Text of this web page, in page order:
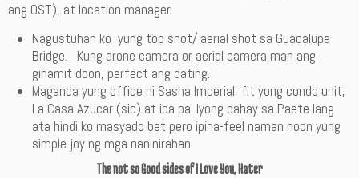
ang OST), at location manager.
Nagustuhan ko yung top shot/ aerial shot sa Guadalupe
Bridge. Kung drone camera or aerial camera man ang
ginamit doon, perfect ang dating.
Maganda yung office ni Sasha Imperial, fit yong condo unit,
La Casa Azucar (sic) at iba pa. Iyong bahay sa Paete lang
ata hindi ko masyado bet pero ipina-feel naman noon yung
simple joy ng mga naninirahan.
The not so Good sides of I Love You, Hater